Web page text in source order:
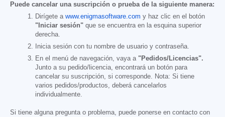
Puede cancelar una suscripción o prueba de la siguiente manera:
Dirígete a www.enigmasoftware.com y haz clic en el botón
"Iniciar sesión" que se encuentra en la esquina superior
derecha.
Inicia sesión con tu nombre de usuario y contraseña.
En el menú de navegación, vaya a "Pedidos/Licencias".
Junto a su pedido/licencia, encontrará un botón para
cancelar su suscripción, si corresponde. Nota: Si tiene
varios pedidos/productos, deberá cancelarlos
individualmente.
Si tiene alguna pregunta o problema, puede ponerse en contacto con